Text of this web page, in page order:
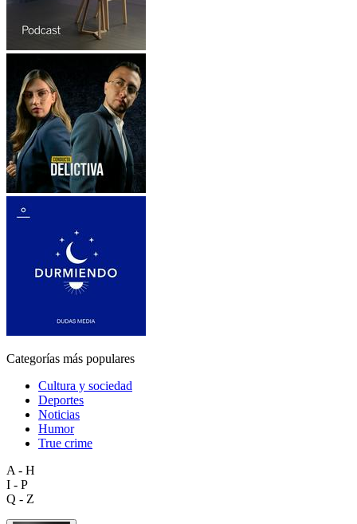
Categorías más populares
Cultura y sociedad
Deportes
Noticias
Humor
True crime
A - H
I - P
Q - Z